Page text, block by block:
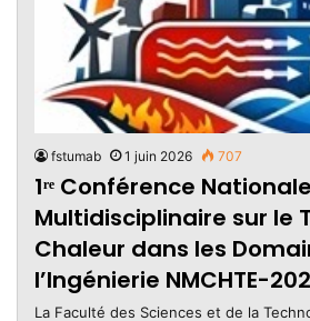
fstumab 1 juin 2026 707
1ʳᵉ Conférence Nationale
Multidisciplinaire sur le
Chaleur dans les
l’Ingénierie NMCHTE-202
La Faculté des Sciences et de la